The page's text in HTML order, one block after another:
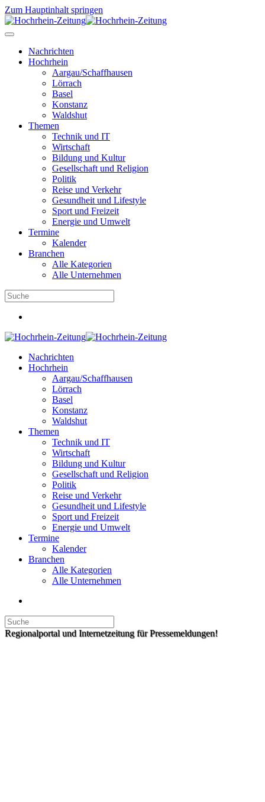
Zum Hauptinhalt springen
Nachrichten
Hochrhein
Aargau/Schaffhausen
Lörrach
Basel
Konstanz
Waldshut
Themen
Technik und IT
Wirtschaft
Bildung und Kultur
Gesellschaft und Religion
Politik
Reise und Verkehr
Gesundheit und Lifestyle
Sport und Freizeit
Energie und Umwelt
Termine
Kalender
Branchen
Alle Kategorien
Alle Unternehmen
Nachrichten
Hochrhein
Aargau/Schaffhausen
Lörrach
Basel
Konstanz
Waldshut
Themen
Technik und IT
Wirtschaft
Bildung und Kultur
Gesellschaft und Religion
Politik
Reise und Verkehr
Gesundheit und Lifestyle
Sport und Freizeit
Energie und Umwelt
Termine
Kalender
Branchen
Alle Kategorien
Alle Unternehmen
Regionalportal und Internetzeitung für Pressemeldungen!